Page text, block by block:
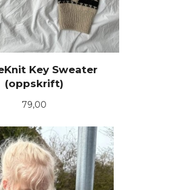
Key Sweater
(oppskrift)
Pris
79,00